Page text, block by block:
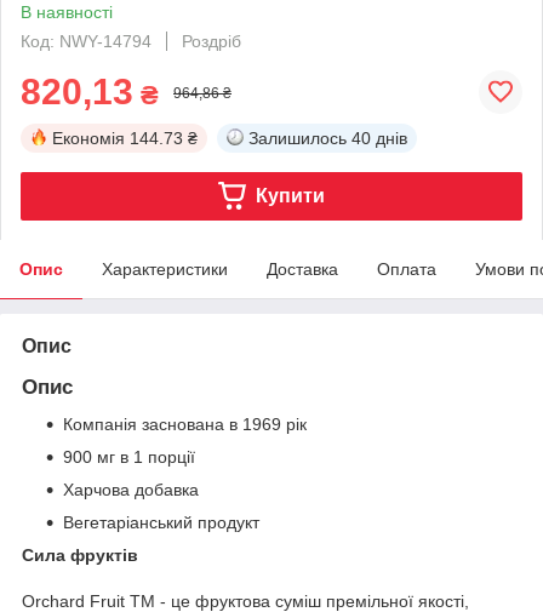
В наявності
Код: NWY-14794
Роздріб
820,13 ₴ 964,86 ₴
Економія 144.73 ₴ Залишилось 40 днів
Купити
Опис Характеристики Доставка Оплата Умови
Опис
Опис
Компанія заснована в 1969 рік
900 мг в 1 порції
Харчова добавка
Вегетаріанський продукт
Сила фруктів
Orchard Fruit TM - це фруктова суміш премільної якості,